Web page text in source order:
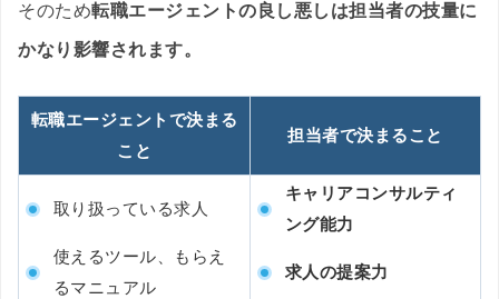
そのため転職エージェントの良し悪しは担当者の技量に
かなり影響されます。
転職エージェントで決まる
こと
担当者で決まること
取り扱っている求人
使えるツール、もらえ
るマニュアル
キャリアコンサルティ
ング能力
求人の提案力